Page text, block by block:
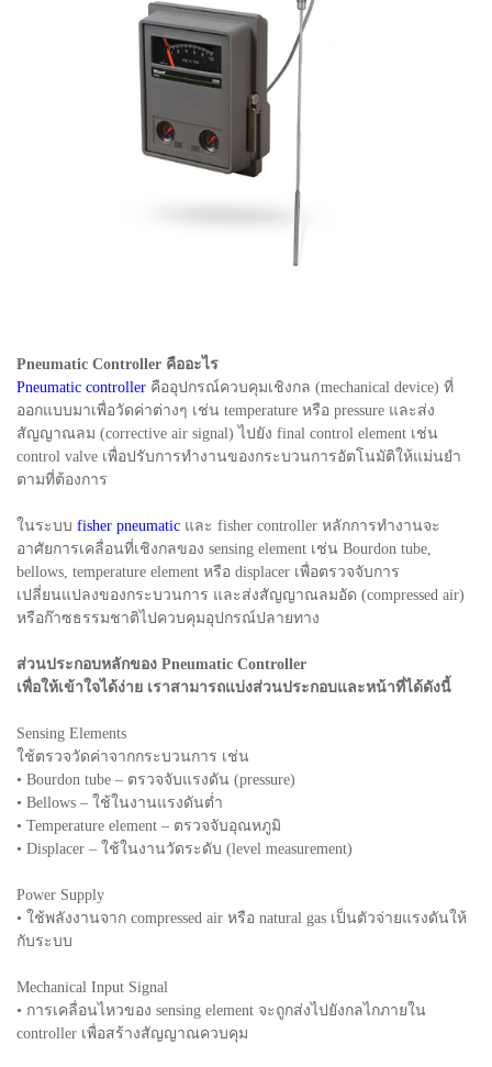
Pneumatic Controller คืออะไร
Pneumatic controller คืออุปกรณ์ควบคุมเชิงกล (mechanical device) ที่
ออกแบบมาเพื่อวัดค่าต่างๆ เช่น temperature หรือ pressure และส่ง
สัญญาณลม (corrective air signal) ไปยัง final control element เช่น
control valve เพื่อปรับการทำงานของกระบวนการอัตโนมัติให้แม่นยำ
ตามที่ต้องการ
ในระบบ fisher pneumatic และ fisher controller หลักการทำงานจะ
อาศัยการเคลื่อนที่เชิงกลของ sensing element เช่น Bourdon tube,
bellows, temperature element หรือ displacer เพื่อตรวจจับการ
เปลี่ยนแปลงของกระบวนการ และส่งสัญญาณลมอัด (compressed air)
หรือก๊าซธรรมชาติไปควบคุมอุปกรณ์ปลายทาง
ส่วนประกอบหลักของ Pneumatic Controller
เพื่อให้เข้าใจได้ง่าย เราสามารถแบ่งส่วนประกอบและหน้าที่ได้ดังนี้
Sensing Elements
ใช้ตรวจวัดค่าจากกระบวนการ เช่น
• Bourdon tube – ตรวจจับแรงดัน (pressure)
• Bellows – ใช้ในงานแรงดันต่ำ
• Temperature element – ตรวจจับอุณหภูมิ
• Displacer – ใช้ในงานวัดระดับ (level measurement)
Power Supply
• ใช้พลังงานจาก compressed air หรือ natural gas เป็นตัวจ่ายแรงดันให้
กับระบบ
Mechanical Input Signal
• การเคลื่อนไหวของ sensing element จะถูกส่งไปยังกลไกภายใน
controller เพื่อสร้างสัญญาณควบคุม